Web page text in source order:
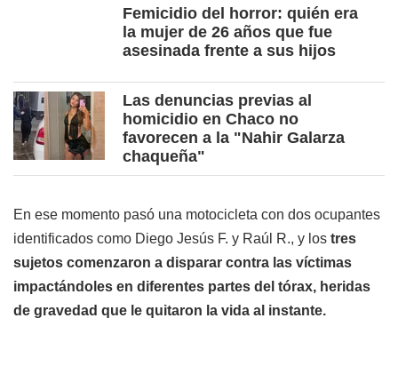
Femicidio del horror: quién era
la mujer de 26 años que fue
asesinada frente a sus hijos
Las denuncias previas al
homicidio en Chaco no
favorecen a la "Nahir Galarza
chaqueña"
En ese momento pasó una motocicleta con dos ocupantes
identificados como Diego Jesús F. y Raúl R., y los tres
sujetos comenzaron a disparar contra las víctimas
impactándoles en diferentes partes del tórax, heridas
de gravedad que le quitaron la vida al instante.